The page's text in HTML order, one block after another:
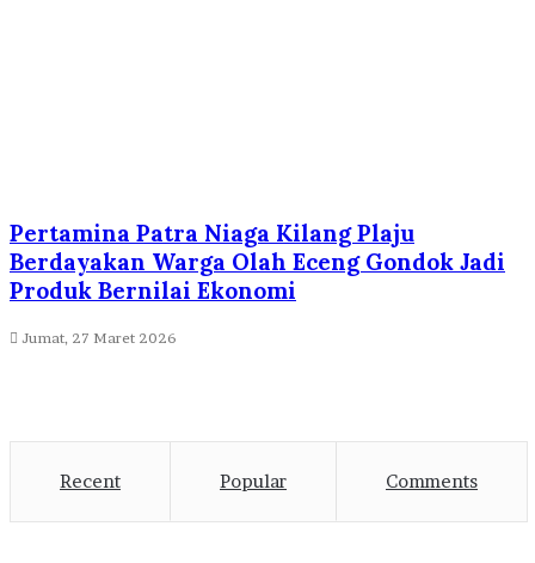
Pertamina Patra Niaga Kilang Plaju
Berdayakan Warga Olah Eceng Gondok Jadi
Produk Bernilai Ekonomi
Jumat, 27 Maret 2026
Recent Popular Comments